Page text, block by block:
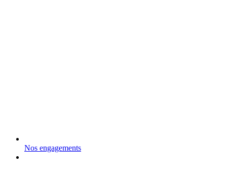
Nos engagements